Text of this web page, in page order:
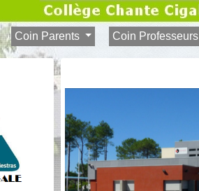
Coin Parents Coin Professeurs